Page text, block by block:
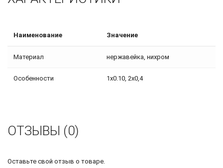
Наименование Значение
Материал нержавейка, нихром
Особенности 1х0.10, 2х0,4
ОТЗЫВЫ (0)
Оставьте свой отзыв о товаре.